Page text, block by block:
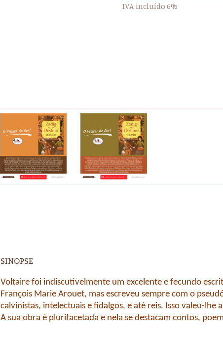
IVA incluído 6%
SINOPSE
Voltaire foi indiscutivelmente um excelente e fecundo
François Marie Arouet, mas escreveu sempre com o
calvinistas, intelectuais e fidalgos, e até reis. Isso valeu-lhe
A sua obra é plurifacetada e nela se destacam contos,